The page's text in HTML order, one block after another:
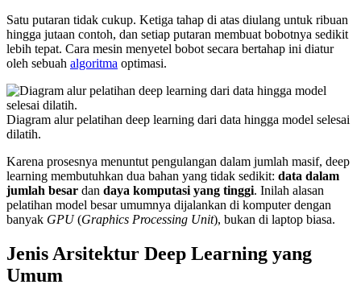
Satu putaran tidak cukup. Ketiga tahap di atas diulang untuk ribuan
hingga jutaan contoh, dan setiap putaran membuat bobotnya sedikit
lebih tepat. Cara mesin menyetel bobot secara bertahap ini diatur
oleh sebuah algoritma optimasi.
Diagram alur pelatihan deep learning dari data hingga model selesai
dilatih.
Karena prosesnya menuntut pengulangan dalam jumlah masif, deep
learning membutuhkan dua bahan yang tidak sedikit: data dalam
jumlah besar dan daya komputasi yang tinggi. Inilah alasan
pelatihan model besar umumnya dijalankan di komputer dengan
banyak GPU(Graphics Processing Unit), bukan di laptop biasa.
Jenis Arsitektur Deep Learning yang
Umum